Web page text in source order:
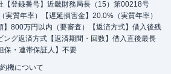
登録番号】近畿財務局長（15）第00218号
実質年率）【遅延損害金】20.0%（実質年率）
】800万円以内（要審査）【返済方式】借入後残
ング返済方式【返済期間・回数】借入直後最長
保・連帯保証人】不要
機について